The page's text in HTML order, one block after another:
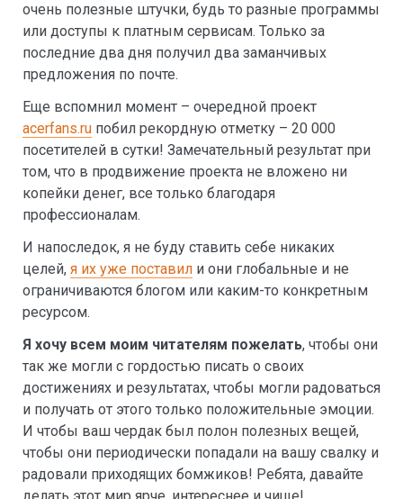
очень полезные штучки, будь то разные программы
или доступы к платным сервисам. Только за
последние два дня получил два заманчивых
предложения по почте.
Еще вспомнил момент – очередной проект
acerfans.ru побил рекордную отметку – 20 000
посетителей в сутки! Замечательный результат при
том, что в продвижение проекта не вложено ни
копейки денег, все только благодаря
профессионалам.
И напоследок, я не буду ставить себе никаких
целей, я их уже поставил и они глобальные и не
ограничиваются блогом или каким-то конкретным
ресурсом.
Я хочу всем моим читателям пожелать, чтобы они
так же могли с гордостью писать о своих
достижениях и результатах, чтобы могли радоваться
и получать от этого только положительные эмоции.
И чтобы ваш чердак был полон полезных вещей,
чтобы они периодически попадали на вашу свалку и
радовали приходящих бомжиков! Ребята, давайте